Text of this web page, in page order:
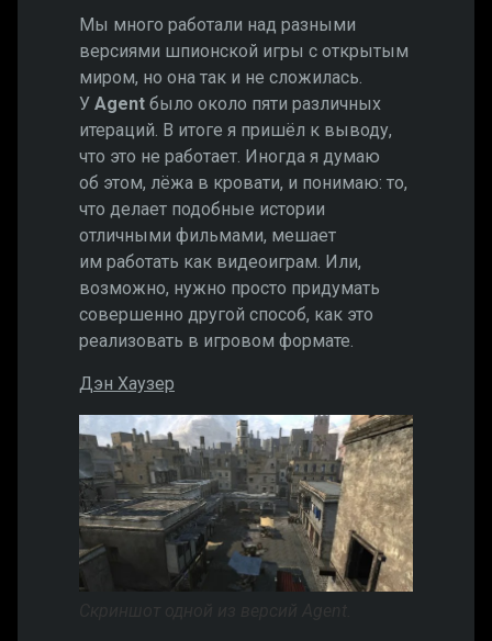
Мы много работали над разными
версиями шпионской игры с открытым
миром, но она так и не сложилась.
У Agent было около пяти различных
итераций. В итоге я пришёл к выводу,
что это не работает. Иногда я думаю
об этом, лёжа в кровати, и понимаю: то,
что делает подобные истории
отличными фильмами, мешает
им работать как видеоиграм. Или,
возможно, нужно просто придумать
совершенно другой способ, как это
реализовать в игровом формате.
Дэн Хаузер